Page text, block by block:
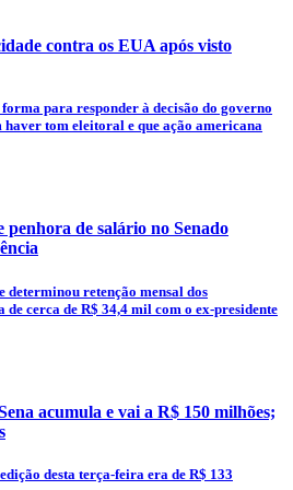
contra os EUA após visto
para responder à decisão do governo
tom eleitoral e que ação americana
de salário no Senado
determinou retenção mensal dos
cerca de R$ 34,4 mil com o ex-presidente
acumula e vai a R$ 150 milhões;
desta terça-feira era de R$ 133